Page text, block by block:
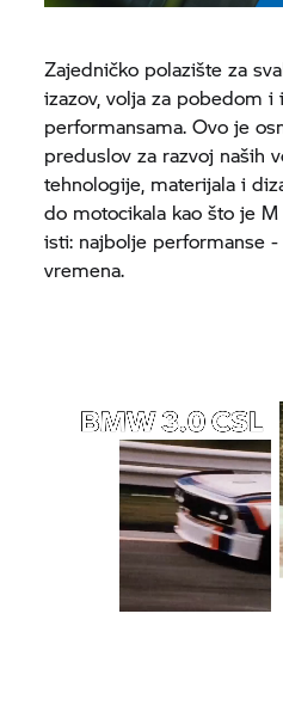
Zajedničko polazište za
izazov, volja za pobedom i
performansama. Ovo je
preduslov za razvoj naših
tehnologije, materijala i
do motocikala kao što je
isti: najbolje performanse
vremena.